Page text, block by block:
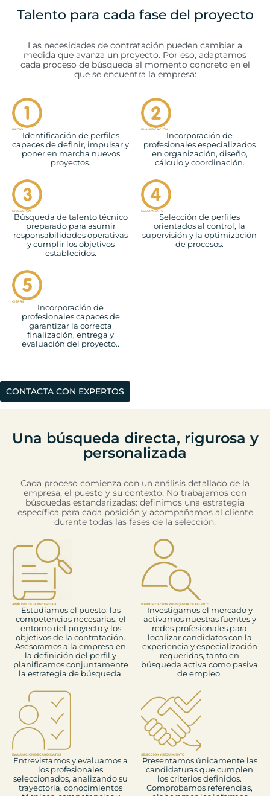
Talento para cada fase del proyecto
Las necesidades de contratación pueden cambiar a
medida que avanza un proyecto. Por eso, adaptamos
cada proceso de búsqueda al momento concreto en el
que se encuentra la empresa:
INICIO
Identificación de perfiles
capaces de definir, impulsar y
poner en marcha nuevos
proyectos.
PLANIFICACIÓN
Incorporación de
profesionales especializados
en organización, diseño,
cálculo y coordinación.
EJECUCIÓN
Búsqueda de talento técnico
preparado para asumir
responsabilidades operativas
y cumplir los objetivos
establecidos.
SEGUIMIENTO
Selección de perfiles
orientados al control, la
supervisión y la optimización
de procesos.
CIERRE
Incorporación de
profesionales capaces de
garantizar la correcta
finalización, entrega y
evaluación del proyecto..
CONTACTA CON EXPERTOS
Una búsqueda directa, rigurosa y
personalizada
Cada proceso comienza con un análisis detallado de la
empresa, el puesto y su contexto. No trabajamos con
búsquedas estandarizadas: definimos una estrategia
específica para cada posición y acompañamos al cliente
durante todas las fases de la selección.
ANÁLISIS DE LA NECESIDAD
Estudiamos el puesto, las
competencias necesarias, el
entorno del proyecto y los
objetivos de la contratación.
Asesoramos a la empresa en
la definición del perfil y
planificamos conjuntamente
la estrategia de búsqueda.
IDENTIFICACIÓN Y BÚSQUEDA DE TALENTO
Investigamos el mercado y
activamos nuestras fuentes y
redes profesionales para
localizar candidatos con la
experiencia y especialización
requeridas, tanto en
búsqueda activa como pasiva
de empleo.
EVALUACIÓN DE CANDIDATOS
Entrevistamos y evaluamos a
los profesionales
seleccionados, analizando su
trayectoria, conocimientos
SELECCIÓN Y SEGUIMIENTO
Presentamos únicamente las
candidaturas que cumplen
los criterios definidos.
Comprobamos referencias,